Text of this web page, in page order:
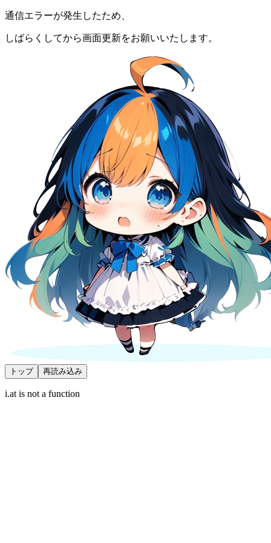
通信エラーが発生したため、
しばらくしてから画面更新をお願いいたします。
トップ 再読み込み
i.at is not a function